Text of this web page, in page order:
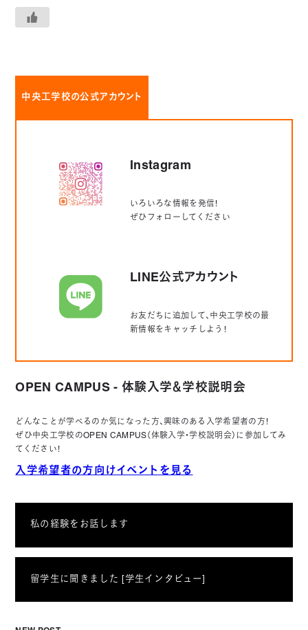
中央工学校の公式アカウント
Instagram
いろいろな情報を発信！
ぜひフォローしてください
LINE公式アカウント
お友だちに追加して、中央工学校の最
新情報をキャッチしよう！
OPEN CAMPUS - 体験入学＆学校説明会
どんなことが学べるのか気になった方、興味のある入学希望者の方！
ぜひ中央工学校のOPEN CAMPUS（体験入学・学校説明会）に参加してみ
てください！
入学希望者の方向けイベントを見る
私の経験をお話します
留学生に聞きました [学生インタビュー]